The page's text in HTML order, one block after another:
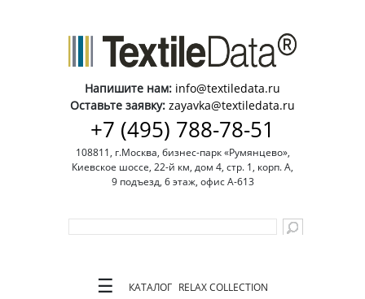
Напишите нам: info@textiledata.ru
Оставьте заявку: zayavka@textiledata.ru
+7 (495) 788-78-51
108811, г.Москва, бизнес-парк «Румянцево»,
Киевское шоссе, 22-й км, дом 4, стр. 1, корп. А,
9 подъезд, 6 этаж, офис А-613
☰ КАТАЛОГ RELAX COLLECTION